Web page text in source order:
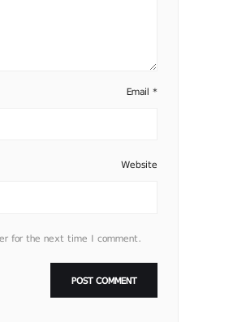
Email *
Website
for the next time I comment.